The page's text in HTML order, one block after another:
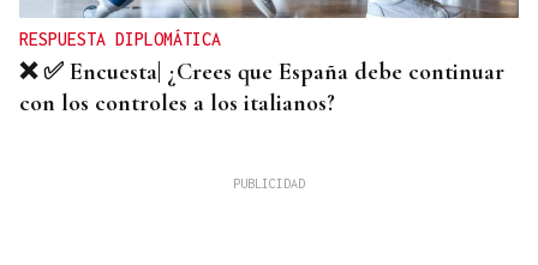
RESPUESTA DIPLOMÁTICA
❌ ✅ Encuesta| ¿Crees que España debe continuar
con los controles a los italianos?